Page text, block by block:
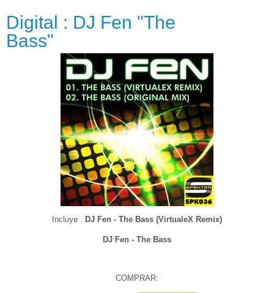
Digital : DJ Fen "The
Bass"
Incluye : DJ Fen - The Bass (VirtualeX Remix)
DJ Fen - The Bass
COMPRAR: